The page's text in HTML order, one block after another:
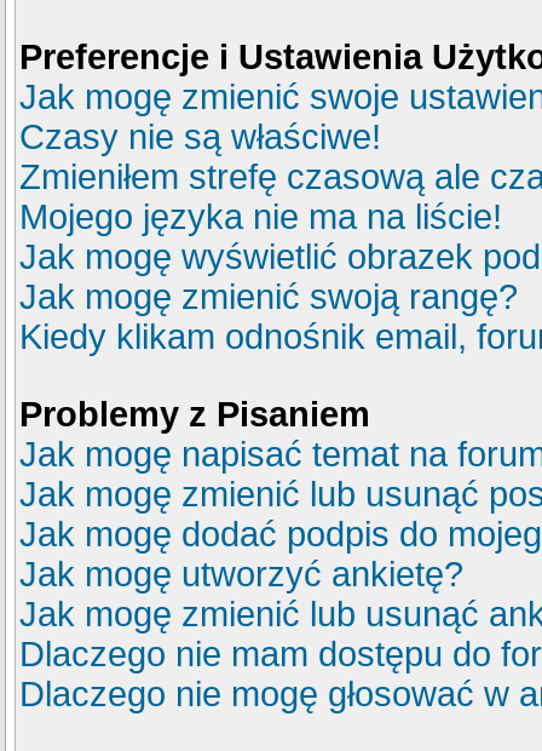
Preferencje i Ustawienia
Jak mogę zmienić swoje
Czasy nie są właściwe!
Zmieniłem strefę czasową ale
Mojego języka nie ma na liście!
Jak mogę wyświetlić obrazek
Jak mogę zmienić swoją rangę?
Kiedy klikam odnośnik email,
Problemy z Pisaniem
Jak mogę napisać temat na
Jak mogę zmienić lub usunąć
Jak mogę dodać podpis do
Jak mogę utworzyć ankietę?
Jak mogę zmienić lub usunąć
Dlaczego nie mam dostępu do
Dlaczego nie mogę głosować w